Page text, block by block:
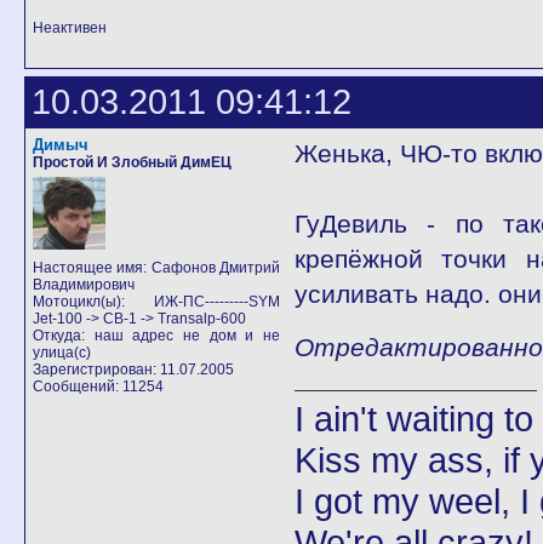
Неактивен
10.03.2011 09:41:12
Димыч
Простой И Злобный ДимЕЦ
Настоящее имя: Сафонов Дмитрий
Владимирович
Мотоцикл(ы): ИЖ-ПС---------SYM
Jet-100 -> CB-1 -> Transalp-600
Откуда: наш адрес не дом и не
улица(с)
Зарегистрирован: 11.07.2005
Сообщений: 11254
Женька, ЧЮ-то
ГуДевиль - по
крепёжной точки
усиливать надо.
I ain't waiting
Kiss my ass, if
I got my weel,